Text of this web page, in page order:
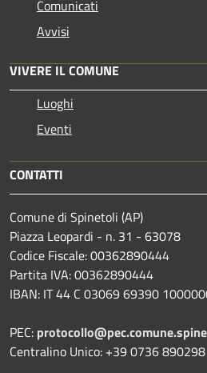
Comunicati
Avvisi
VIVERE IL COMUNE
Luoghi
Eventi
CONTATTI
Comune di Spinetoli (AP)
Piazza Leopardi - n. 31 - 63078
Codice Fiscale: 00362890444
Partita IVA: 00362890444
IBAN: IT 44 C 03069 69390
PEC:
Centralino Unico: +39 0736 890298